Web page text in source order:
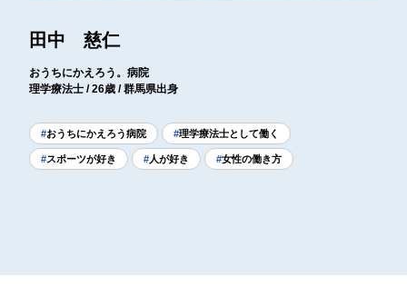
田中 慈仁
おうちにかえろう。病院
理学療法士 / 26歳 / 群馬県出身
おうちにかえろう病院 理学療法士として働く
スポーツが好き 人が好き 女性の働き方